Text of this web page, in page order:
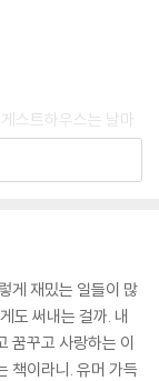
로 일흔여덟, 일흔다
서울에 올라온 것
나는 파란색으로 골
만 원짜리 트렁크를
복순 할머니〉)
소한 변기 사용법
는 그 질문에 대답
대에 버블티를 쏟은
스트하우스는 날마
간다. 평범한 소지품
지어 얼린 쥐 사체
게스트하우스는 여
도 하다. 썸머는 첫
한 쉼터를 제공하
를 찾는 입양인 청년
”를 외치는 청소도
게 재밌는 일들이 많
도 써내는 걸까. 내
꿈꾸고 사랑하는 이
책이라니. 유머 가득